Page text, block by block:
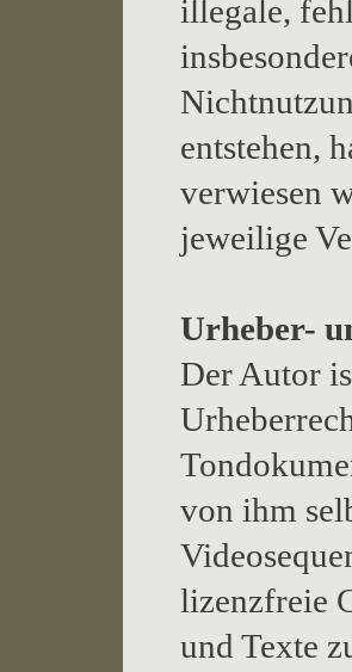
illegale,
entstehen,
verwiesen
jeweilige
Urheber-
Der Autor
von ihm
lizenzfreie
und Texte